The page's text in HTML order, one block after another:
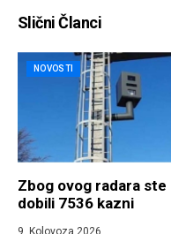
Slični Članci
NOVOSTI
Zbog ovog radara ste
dobili 7536 kazni